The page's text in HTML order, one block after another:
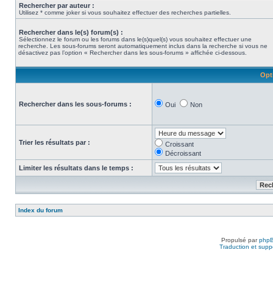
Rechercher par auteur :
Utilisez * comme joker si vous souhaitez effectuer des recherches partielles.
Rechercher dans le(s) forum(s) :
Sélectionnez le forum ou les forums dans le(s)quel(s) vous souhaitez effectuer une
recherche. Les sous-forums seront automatiquement inclus dans la recherche si vous ne
désactivez pas l’option « Rechercher dans les sous-forums » affichée ci-dessous.
Rechercher dans les sous-forums : Oui Non
Trier les résultats par :
Croissant
Décroissant
Limiter les résultats dans le temps :
Index du forum
Propulsé par
Traduction et